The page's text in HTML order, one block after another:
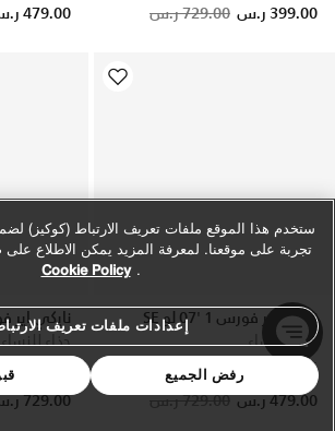
729.00 ر.س
399.00 ر.س
Price reduced from
to 479.00 ر.س
نايكي اير فورس 1 '07 لو SE
حذاء للنساء
عدد الألوان 2
729.00 ر.س
479.00 ر.س
نايكي اير
حذاء للنساء
عدد الألوان 1
729.00 ر.س
ستخدم هذا الموقع ملفات تعريف الارتباط (كوكيز)
تجربة على موقعنا. لمعرفة المزيد يمكن الاطلاع
.
Cookie Policy
إعدادات ملفات تعريف
رفض الجميع